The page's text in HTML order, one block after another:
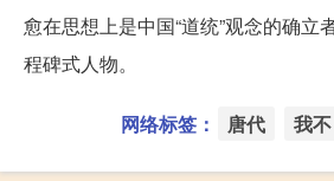
愈在思想上是中国“道统”观念的确立
程碑式人物。
网络标签： 唐代 我不